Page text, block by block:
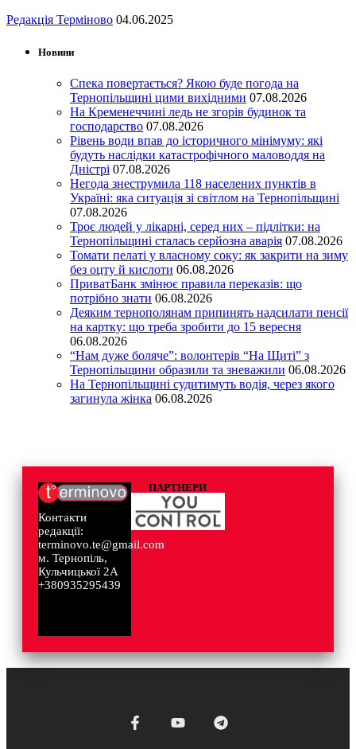
Редакція Терміново 04.06.2025
Новини
Спека повертається? Якою буде погода на
Тернопільщині цими вихідними 07.08.2026
На Кременеччині ледь не згорів будинок та
господарство 07.08.2026
Рівень води впав до історичного мінімуму: які
будуть наслідки катастрофічного маловоддя на
Дністрі 07.08.2026
Негода знеструмила 118 населених пунктів в
Україні: яка ситуація зі світлом на Тернопільщині
07.08.2026
Троє людей у лікарні, серед них – підлітки: на
Тернопільщині сталась серйозна аварія 07.08.2026
Томати пелаті у власному соку: як закрити на зиму
без оцту й кислоти 06.08.2026
ПриватБанк змінює правила переказів: що
потрібно знати 06.08.2026
Деяким тернополянам припинять надсилати пенсії
на картку: що треба зробити до 15 вересня
06.08.2026
“Нам дуже боляче”: волонтерів “На Щиті” з
Тернопільщини образили та зневажили 06.08.2026
На Тернопільщині судитимуть водія, через якого
загинула жінка 06.08.2026
Контакти
редакції:
terminovo.te@gmail.com
м. Тернопіль,
Кульчицької 2А
+380935295439
ПАРТНЕРИ